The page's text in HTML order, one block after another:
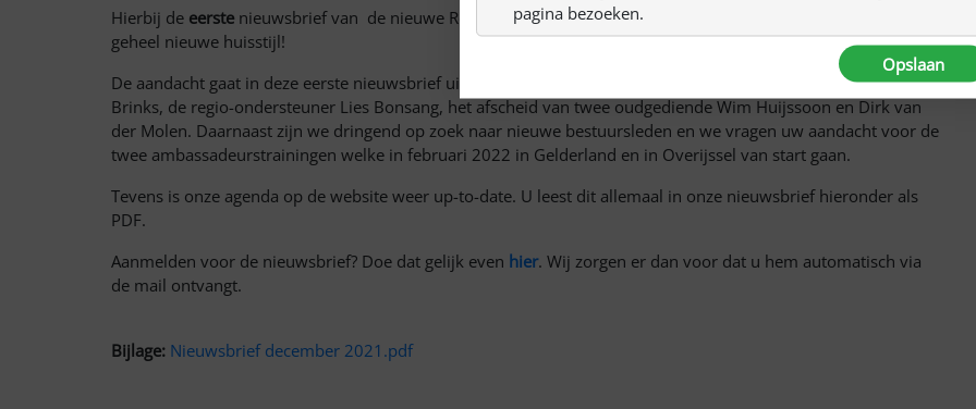
Hierbij de eerste nieuwsbrief van de nieuwe Regio Oost (Overijssel en Gelderland). Zoals u ziet is deze in een
geheel nieuwe huisstijl!
De aandacht gaat in deze eerste nieuwsbrief uit naar een 1e kennismaking met de nieuwe voorzitter Andrea
Brinks, de regio-ondersteuner Lies Bonsang, het afscheid van twee oudgediende Wim Huijssoon en Dirk van
der Molen. Daarnaast zijn we dringend op zoek naar nieuwe bestuursleden en we vragen uw aandacht voor de
twee ambassadeurstrainingen welke in februari 2022 in Gelderland en in Overijssel van start gaan.
Tevens is onze agenda op de website weer up-to-date. U leest dit allemaal in onze nieuwsbrief hieronder als
PDF.
Aanmelden voor de nieuwsbrief? Doe dat gelijk even hier. Wij zorgen er dan voor dat u hem automatisch via
de mail ontvangt.
Bijlage: Nieuwsbrief december 2021.pdf
pagina bezoeken.
Opslaan